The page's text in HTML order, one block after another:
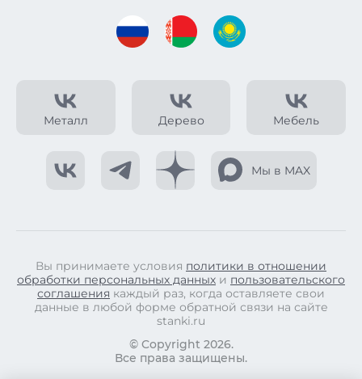
Металл Дерево Мебель
Мы в MAX
Вы принимаете условия политики в отношении
обработки персональных данных и пользовательского
соглашения каждый раз, когда оставляете свои
данные в любой форме обратной связи на сайте
stanki.ru
© Copyright 2026.
Все права защищены.